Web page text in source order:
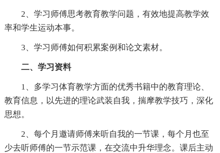
2、学习师傅思考教育教学问题，有效地提高教学效
率和学生运动本事。
3、学习师傅如何积累案例和论文素材。
二、学习资料
1、多学习体育教学方面的优秀书籍中的教育理论、
教育信息，以先进的理论武装自我，揣摩教学技巧，深化
思想。
2、每个月邀请师傅来听自我的一节课，每个月也至
少去听师傅的一节示范课，在交流中升华理念。课后主动